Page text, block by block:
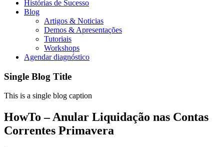
Histórias de Sucesso
Blog
Artigos & Noticias
Demos & Apresentações
Tutoriais
Workshops
Agendar diagnóstico
Single Blog Title
This is a single blog caption
HowTo – Anular Liquidação nas Contas
Correntes Primavera